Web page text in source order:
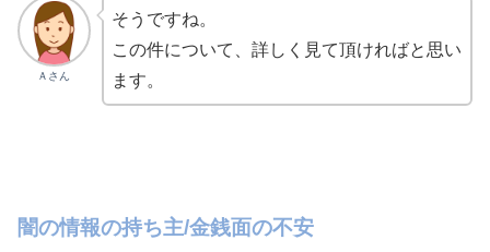
Ａさん
そうですね。
この件について、詳しく見て頂ければと思い
ます。
闇の情報の持ち主/金銭面の不安